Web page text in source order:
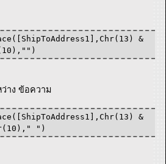
&
าง ข้อความ
&
")